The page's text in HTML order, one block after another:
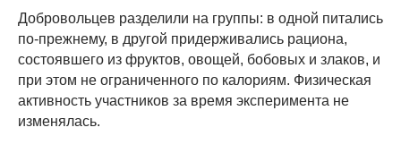
Добровольцев разделили на группы: в одной питались
по-прежнему, в другой придерживались рациона,
состоявшего из фруктов, овощей, бобовых и злаков, и
при этом не ограниченного по калориям. Физическая
активность участников за время эксперимента не
изменялась.